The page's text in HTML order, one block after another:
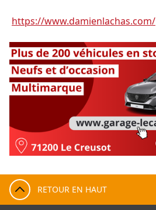
https://www.damienlachas.com/
RETOUR EN HAUT